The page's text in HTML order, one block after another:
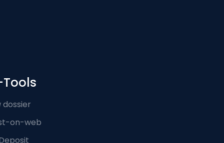
dossier
on-web